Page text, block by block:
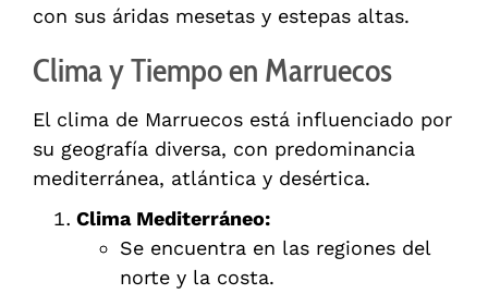
con sus áridas mesetas y estepas altas.
Clima y Tiempo en Marruecos
El clima de Marruecos está influenciado por
su geografía diversa, con predominancia
mediterránea, atlántica y desértica.
Clima Mediterráneo:
Se encuentra en las regiones del
norte y la costa.